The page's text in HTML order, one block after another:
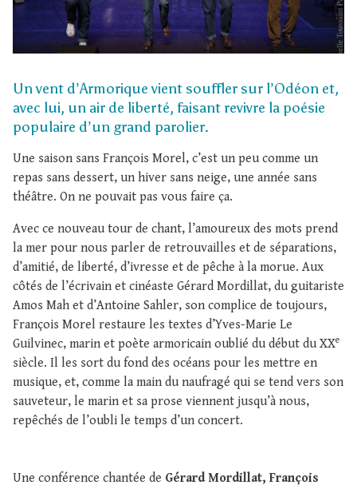
Un vent d’Armorique vient souffler sur l’Odéon et,
avec lui, un air de liberté, faisant revivre la poésie
populaire d’un grand parolier.
Une saison sans François Morel, c’est un peu comme un
repas sans dessert, un hiver sans neige, une année sans
théâtre. On ne pouvait pas vous faire ça.
Avec ce nouveau tour de chant, l’amoureux des mots prend
la mer pour nous parler de retrouvailles et de séparations,
d’amitié, de liberté, d’ivresse et de pêche à la morue. Aux
côtés de l’écrivain et cinéaste Gérard Mordillat, du guitariste
Amos Mah et d’Antoine Sahler, son complice de toujours,
François Morel restaure les textes d’Yves-Marie Le
Guilvinec, marin et poète armoricain oublié du début du XXe
siècle. Il les sort du fond des océans pour les mettre en
musique, et, comme la main du naufragé qui se tend vers son
sauveteur, le marin et sa prose viennent jusqu’à nous,
repêchés de l’oubli le temps d’un concert.
Une conférence chantée de Gérard Mordillat, François